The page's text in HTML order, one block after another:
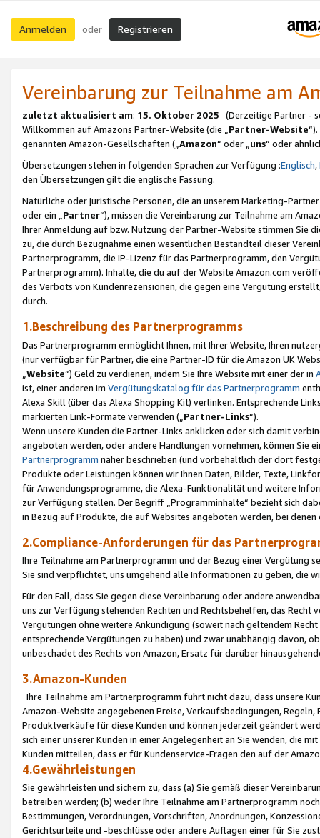
Anmelden oder Registrieren
Vereinbarung zur Teilnahme am
zuletzt aktualisiert am: 15. Oktober 2025 (Derzeitige Partner -
Willkommen auf Amazons Partner-Website (die „Partner-Website
genannten Amazon-Gesellschaften („Amazon“ oder „uns“ oder
Übersetzungen stehen in folgenden Sprachen zur Verfügung :Englisch,
den Übersetzungen gilt die englische Fassung.
Natürliche oder juristische Personen, die an unserem Marketing-
oder ein „Partner“), müssen die Vereinbarung zur Teilnahme am
Ihrer Anmeldung auf bzw. Nutzung der Partner-Website stimmen Sie
zu, die durch Bezugnahme einen wesentlichen Bestandteil dieser
Partnerprogramm, die IP-Lizenz für das Partnerprogramm, den
Partnerprogramm). Inhalte, die du auf der Website Amazon.com
des Verbots von Kundenrezensionen, die gegen eine Vergütung
durch.
1.Beschreibung des Partnerprogramms
Das Partnerprogramm ermöglicht Ihnen, mit Ihrer Website, Ihren
(nur verfügbar für Partner, die eine Partner-ID für die Amazon UK
Website“) Geld zu verdienen, indem Sie Ihre Website mit einer der in
ist, einer anderen im Vergütungskatalog für das Partnerprogramm
Alexa Skill (über das Alexa Shopping Kit) verlinken. Entsprechende
markierten Link-Formate verwenden („ Partner-Links“).
Wenn unsere Kunden die Partner-Links anklicken oder sich damit
angeboten werden, oder andere Handlungen vornehmen, können Sie
Partnerprogramm näher beschrieben (und vorbehaltlich der dort
Produkte oder Leistungen können wir Ihnen Daten, Bilder, Texte,
für Anwendungsprogramme, die Alexa-Funktionalität und weitere
zur Verfügung stellen. Der Begriff „Programminhalte“ bezieht sich
in Bezug auf Produkte, die auf Websites angeboten werden, bei
2.Compliance-Anforderungen für das
Ihre Teilnahme am Partnerprogramm und der Bezug einer Vergütung
Sie sind verpflichtet, uns umgehend alle Informationen zu geben, die
Für den Fall, dass Sie gegen diese Vereinbarung oder andere
uns zur Verfügung stehenden Rechten und Rechtsbehelfen, das
Vergütungen ohne weitere Ankündigung (soweit nach geltendem
entsprechende Vergütungen zu haben) und zwar unabhängig davon,
unbeschadet des Rechts von Amazon, Ersatz für darüber
3.Amazon-Kunden
Ihre Teilnahme am Partnerprogramm führt nicht dazu, dass unsere
Amazon-Website angegebenen Preise, Verkaufsbedingungen,
Produktverkäufe für diese Kunden und können jederzeit geändert
sich einer unserer Kunden in einer Angelegenheit an Sie wenden, die
Kunden mitteilen, dass er für Kundenservice-Fragen den auf der
4.Gewährleistungen
Sie gewährleisten und sichern zu, dass (a) Sie gemäß dieser
betreiben werden; (b) weder Ihre Teilnahme am Partnerprogramm
Bestimmungen, Verordnungen, Vorschriften, Anordnungen,
Gerichtsurteile und -beschlüsse oder andere Auflagen einer für Sie